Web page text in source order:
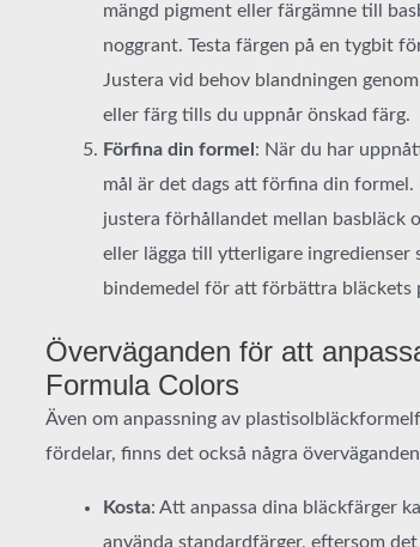
mängd pigment eller färgämne till
noggrant. Testa färgen på en tygbit
Justera vid behov blandningen
eller färg tills du uppnår önskad färg.
Förfina din formel : När du har
mål är det dags att förfina din
justera förhållandet mellan basbläck
eller lägga till ytterligare ingredienser
bindemedel för att förbättra bläckets
Överväganden för att
Formula Colors
Även om anpassning av
fördelar, finns det också några
Kosta: Att anpassa dina bläckfärger
använda standardfärger, eftersom